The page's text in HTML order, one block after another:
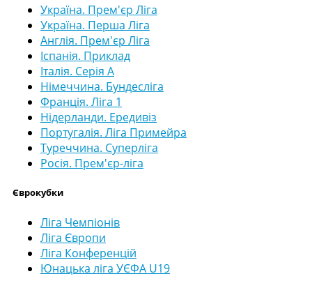
Україна. Прем'єр Ліга
Україна. Перша Ліга
Англія. Прем'єр Ліга
Іспанія. Приклад
Італія. Серія А
Німеччина. Бундесліга
Франція. Ліга 1
Нідерланди. Ередивіз
Португалія. Ліга Примейра
Туреччина. Суперліга
Росія. Прем'єр-ліга
Єврокубки
Ліга Чемпіонів
Ліга Європи
Ліга Конференцій
Юнацька ліга УЄФА U19